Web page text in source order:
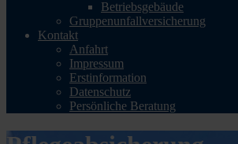
Betriebsgebäude
Gruppenunfallversicherung
Kontakt
Anfahrt
Impressum
Erstinformation
Datenschutz
Persönliche Beratung